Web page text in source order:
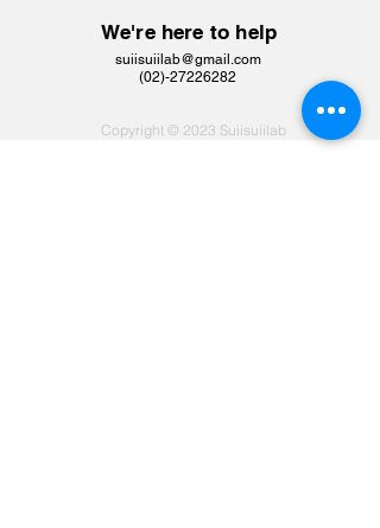
We're here to help
suiisuiilab@gmail.com
​(02)-27226282
Copyright © 2023 Suiisuiilab